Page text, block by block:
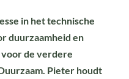
in het technische
duurzaamheid en
voor de verdere
Pieter houdt